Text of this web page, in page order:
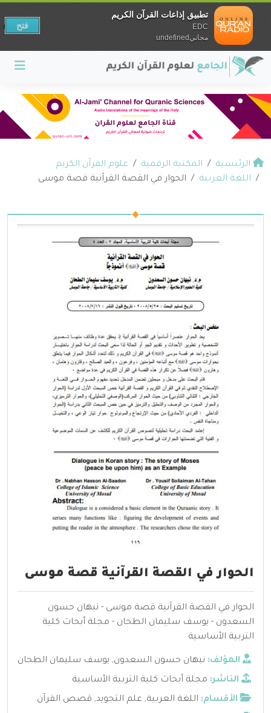
الرئيسية المكتبة الرقمية
علوم القرآن الكريم
اللغة العربية
الحوار في القصة القرآنية قصة موسى
الحوار في القصة القرآنية قصة موسى
الحوار في القصة القرآنية قصة موسى - نبهان حسون
السعدون - يوسف سليمان الطحان - مجلة أبحاث كلية
التربية الأساسية
المؤلف: نبهان حسون السعدون, يوسف سليمان الطحان
الناشر: مجلة أبحاث كلية التربية الأساسية
الأقسام: اللغة العربية, علم التجويد, قصص القرآن
تطبيق إذاعات القرآن الكريم
EDC
مجانيundefined
فتح